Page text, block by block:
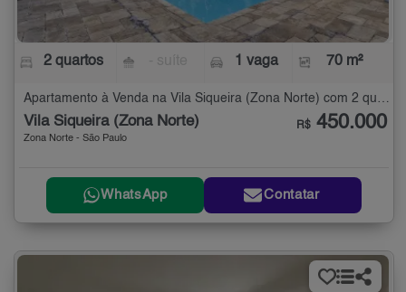
2 quartos 1 vaga 70 m²
Apartamento à Venda na Vila Siqueira (Zona Norte) com 2 quartos - 70 m²
Vila Siqueira (Zona Norte)
Zona Norte - São Paulo
R$ 450.000
WhatsApp Contatar